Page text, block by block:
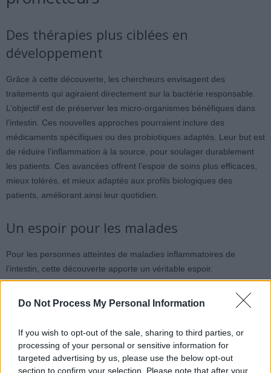
Do Not Process My Personal Information
If you wish to opt-out of the sale, sharing to third parties, or
processing of your personal or sensitive information for
targeted advertising by us, please use the below opt-out
section to confirm your selection. Please note that after your
Des thérapies plus ciblées en
développement
Grâce à cette découverte, les chercheurs envisagent des
traitements qui agiraient directement sur la bactérie responsable.
L’objectif est de préserver les micro-organismes bénéfiques dans
l’intestin. Ces nouvelles approches pourraient inclure des
médicaments spécifiques ou des probiotiques adaptés. Leur but est
de réduire l’inflammation à la source, pour soulager durablement
les patients. Ces avancées offrent l’espoir de soins plus efficaces,
mieux tolérés, et mieux adaptés aux profils biologiques des
patients, améliorant ainsi leur quotidien.
Un espoir pour les malades
Pour les personnes atteintes de maladies inflammatoires de
l’intestin, cette découverte apporte un véritable espoir.
Actuellement, les traitements cherchent surtout à calmer
l’inflammation sans en traiter la cause profonde. La possibilité
solutions adaptées à leur profil, ce qui permettrait de réduire les
crises et d’améliorer la gestion de leurs symptômes, avec un
impact positif sur leur qualité de vie.